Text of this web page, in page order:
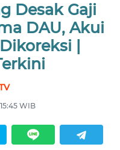
Desak Gaji
DAU, Akui
|
WIB